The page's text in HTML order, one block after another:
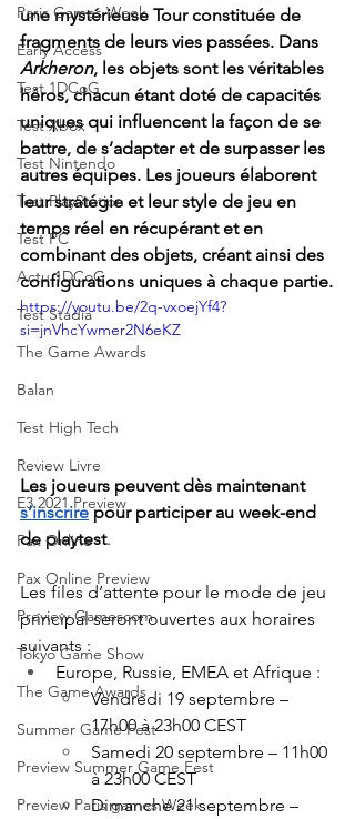
Paris Games Week
Early Access
Test 1DCoG
Test Xbox
Test Nintendo
Test PlayStation
Test PC
Actu 1DCoG
Test Stadia
The Game Awards
Balan
Test High Tech
Review Livre
E3 2021 Preview
Pax Online
Pax Online Preview
Preview Gamescom
Tokyo Game Show
The Game Awards
Summer Game Fest
Preview Summer Game Fest
Preview Paris games Week
une mystérieuse Tour constituée de
fragments de leurs vies passées. Dans
Arkheron, les objets sont les véritables
héros, chacun étant doté de capacités
uniques qui influencent la façon de se
battre, de s’adapter et de surpasser les
autres équipes. Les joueurs élaborent
leur stratégie et leur style de jeu en
temps réel en récupérant et en
combinant des objets, créant ainsi des
configurations uniques à chaque partie.
https://youtu.be/2q-vxoejYf4?
si=jnVhcYwmer2N6eKZ
Les joueurs peuvent dès maintenant
s’inscrire pour participer au week-end
de playtest.
Les files d’attente pour le mode de jeu
principal seront ouvertes aux horaires
suivants :
Europe, Russie, EMEA et Afrique :
Vendredi 19 septembre –
17h00 à 23h00 CEST
Samedi 20 septembre – 11h00
à 23h00 CEST
Dimanche 21 septembre –